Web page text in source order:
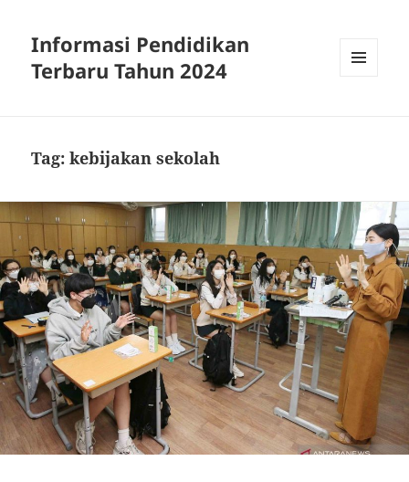
Informasi Pendidikan
Terbaru Tahun 2024
Tag:kebijakan sekolah